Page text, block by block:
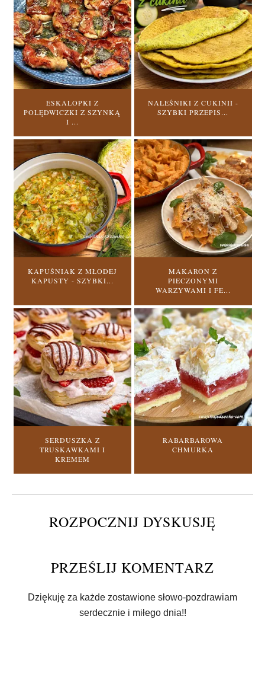
ESKALOPKI Z
POLĘDWICZKI Z SZYNKĄ
I ...
NALEŚNIKI Z CUKINII -
SZYBKI PRZEPIS...
KAPUŚNIAK Z MŁODEJ
KAPUSTY - SZYBKI...
MAKARON Z
PIECZONYMI
WARZYWAMI I FE...
SERDUSZKA Z
TRUSKAWKAMI I
KREMEM
RABARBAROWA
CHMURKA
ROZPOCZNIJ DYSKUSJĘ
PRZEŚLIJ KOMENTARZ
Dziękuję za każde zostawione słowo-pozdrawiam
serdecznie i miłego dnia!!